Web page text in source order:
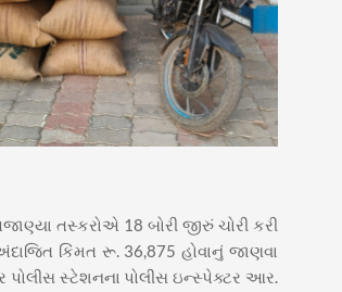
તસ્કરોએ 18 બોરી જીરું ચોરી કરી
કિંમત રૂ. 36,875 હોવાનું જાણવા
પોલીસ સ્ટેશનના પોલીસ ઇન્સ્પેક્ટર આર.